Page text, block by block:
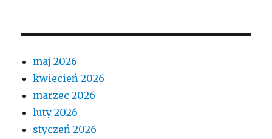
maj 2026
kwiecień 2026
marzec 2026
luty 2026
styczeń 2026